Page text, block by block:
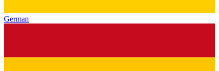
German